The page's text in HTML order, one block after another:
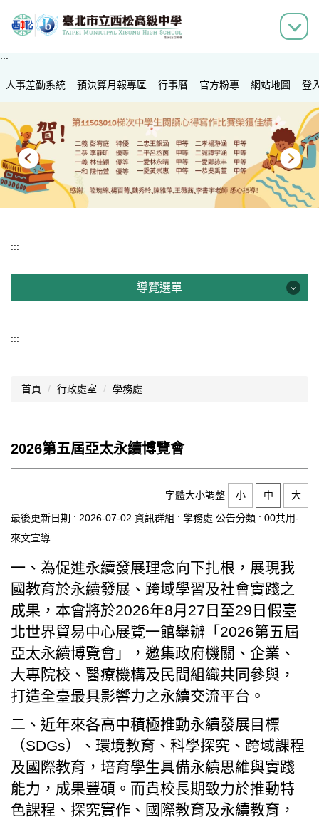
到
容
區
:::
人事差勤系統 預決算月報專區 行事曆 官方粉專 網站地圖 登
:::
導覽選單
認識西松
文件資料
網站管理
行事曆
西松學習歷程檔案
家長會
家長專區
臺北市111年度臺北酷課雲師資增能推廣
教育品質保證
防疫在家學習專區
:::
首頁 行政處室 學務處
2026第五屆亞太永續博覽會
字體大小調整 小 中
大
最後更新日期 : 2026-07-02 資訊群組 : 學務處 公告分類 : 00共用-
來文宣導
一、為促進永續發展理念向下扎根，展現我
國教育於永續發展、跨域學習及社會實踐之
成果，本會將於2026年8月27日至29日假臺
北世界貿易中心展覽一館舉辦「2026第五屆
亞太永續博覽會」，邀集政府機關、企業、
大專院校、醫療機構及民間組織共同參與，
打造全臺最具影響力之永續交流平台。
二、近年來各高中積極推動永續發展目標
（SDGs）、環境教育、科學探究、跨域課程
及國際教育，培育學生具備永續思維與實踐
能力，成果豐碩。而貴校長期致力於推動特
色課程、探究實作、國際教育及永續教育，